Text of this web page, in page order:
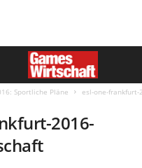
Sportliche Pläne
esl-one-frankfurt-
2016-